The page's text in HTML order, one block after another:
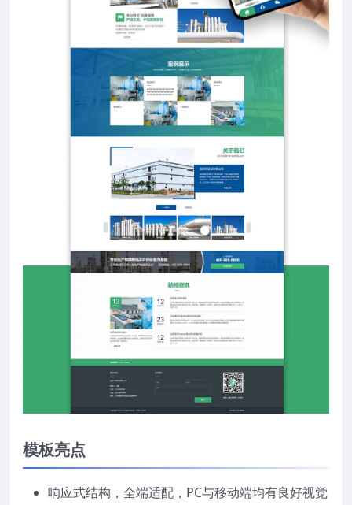
模板亮点
响应式结构，全端适配，PC与移动端均有良好视觉